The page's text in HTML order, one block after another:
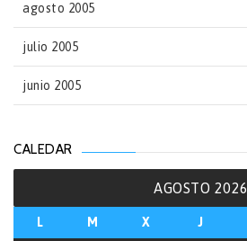
agosto 2005
julio 2005
junio 2005
CALEDAR
AGOSTO 2026
L M X J